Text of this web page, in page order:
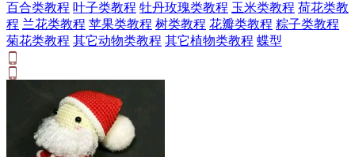
百合类教程 叶子类教程 牡丹玫瑰类教程 玉米类教程 荷花类教
程 兰花类教程 苹果类教程 树类教程 花瓣类教程 粽子类教程
菊花类教程 其它动物类教程 其它植物类教程 蝶型